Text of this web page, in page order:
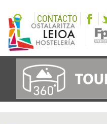
CONTACTO